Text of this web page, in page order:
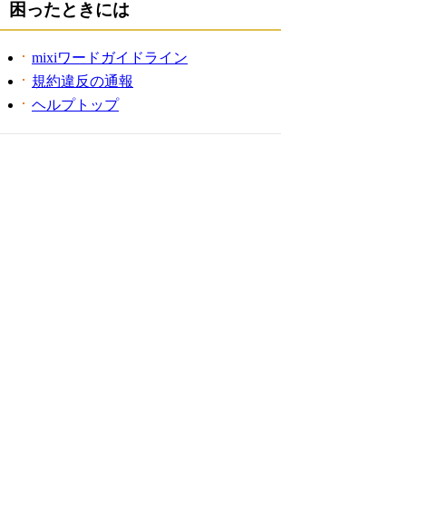
困ったときには
mixiワードガイドライン
規約違反の通報
ヘルプトップ